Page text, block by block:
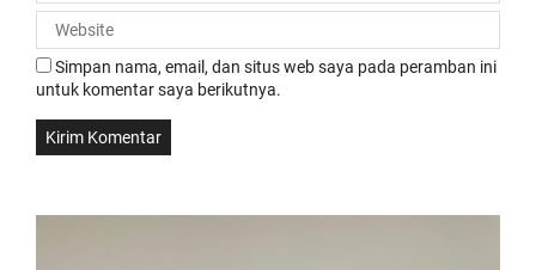
Simpan nama, email, dan situs web saya pada peramban ini
untuk komentar saya berikutnya.